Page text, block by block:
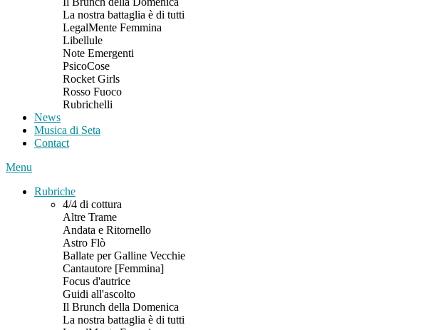
La nostra battaglia è di tutti
LegalMente Femmina
Libellule
Note Emergenti
PsicoCose
Rocket Girls
Rosso Fuoco
Rubrichelli
News
Musica di Seta
Contact
Menu
Rubriche
4/4 di cottura
Altre Trame
Andata e Ritornello
Astro Flò
Ballate per Galline Vecchie
Cantautore [Femmina]
Focus d'autrice
Guidi all'ascolto
Il Brunch della Domenica
La nostra battaglia è di tutti